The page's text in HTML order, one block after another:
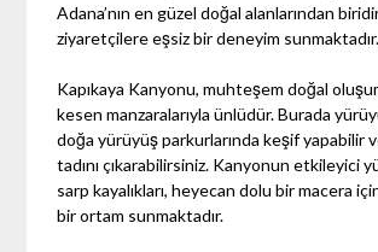
Adana’nın en güzel doğal alanlarından
ziyaretçilere eşsiz bir deneyim sunmaktadır.
Kapıkaya Kanyonu, muhteşem doğal
kesen manzaralarıyla ünlüdür. Burada
doğa yürüyüş parkurlarında keşif yapabilir
tadını çıkarabilirsiniz. Kanyonun etkileyici
sarp kayalıkları, heyecan dolu bir macera
bir ortam sunmaktadır.